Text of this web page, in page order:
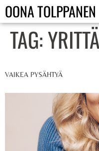
OONA TOLPPANEN
TAG:
VAIKEA PYSÄHTYÄ